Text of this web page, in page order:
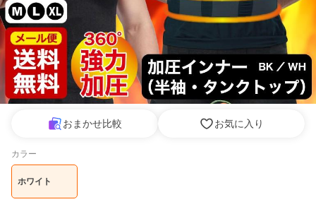
おまかせ比較 お気に入り
カラー
ホワイト